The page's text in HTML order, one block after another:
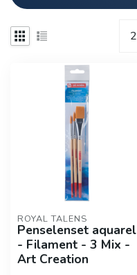
ROYAL TALENS
Penselenset aquarel
- Filament - 3 Mix -
Art Creation